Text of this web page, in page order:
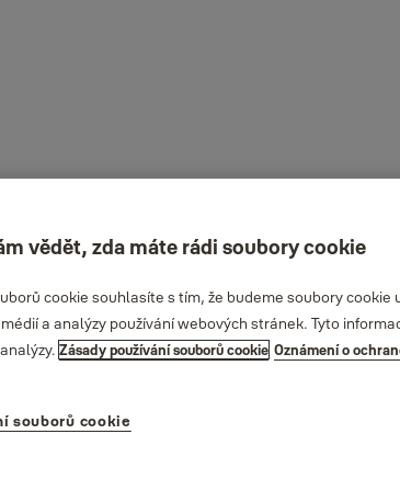
vědět, zda máte rádi soubory cookie
cookie souhlasíte s tím, že budeme soubory
a analýzy používání webových stránek. Tyto
Zásady používání souborů cookie Oznámení o
souborů cookie